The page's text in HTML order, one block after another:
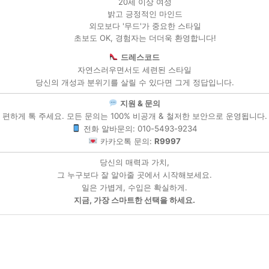
밝고 긍정적인 마인드
외모보다 '무드'가 중요한 스타일
초보도 OK, 경험자는 더더욱 환영합니다!
드레스코드
자연스러우면서도 세련된 스타일
당신의 개성과 분위기를 살릴 수 있다면 그게 정답입니다.
지원 & 문의
편하게 톡 주세요. 모든 문의는 100% 비공개 & 철저한 보안으로 운영됩니다.
전화 알바문의: 010-5493-9234
카카오톡 문의: R9997
당신의 매력과 가치,
그 누구보다 잘 알아줄 곳에서 시작해보세요.
일은 가볍게, 수입은 확실하게.
지금, 가장 스마트한 선택을 하세요.